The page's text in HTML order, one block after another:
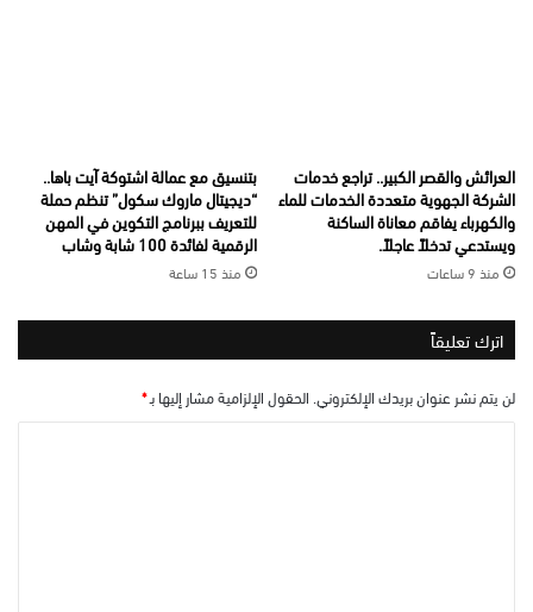
العرائش والقصر الكبير.. تراجع خدمات
الشركة الجهوية متعددة الخدمات للماء
والكهرباء يفاقم معاناة الساكنة
ويستدعي تدخلاً عاجلاً.
منذ 9 ساعات
بتنسيق مع عمالة اشتوكة آيت باها..
“ديجيتال ماروك سكول” تنظم حملة
للتعريف ببرنامج التكوين في المهن
الرقمية لفائدة 100 شابة وشاب
منذ 15 ساعة
اترك تعليقاً
لن يتم نشر عنوان بريدك الإلكتروني. الحقول الإلزامية مشار إليها بـ*